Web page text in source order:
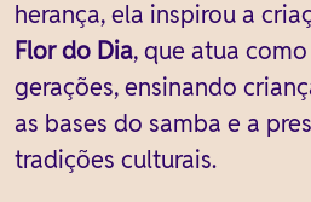
herança, ela inspirou a
Flor do Dia, que atua
gerações, ensinando
as bases do samba e a
tradições culturais.